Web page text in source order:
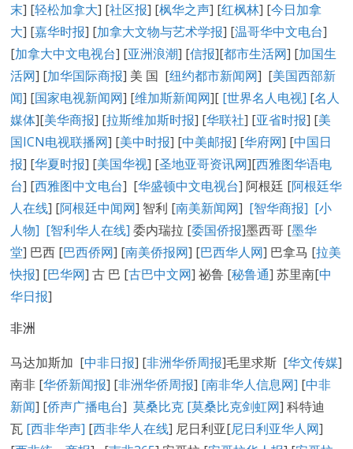
末] [轻松加拿大] [社区报] [枫华之声] [红枫林] [今日加拿
大] [嘉华时报] [加拿大文物与艺术学报] [温哥华中文电台]
[加拿大中文电视台] [亚洲浪潮] [信报][都市生活网] [加国生
活网] [加华国际商报] 美 国 [纽约都市新闻网] [美国西部新
闻] [国家电视新闻网] [维加斯新闻网][ [世界名人电视] [名人
媒体][美华商报] [拉斯维加斯时报] [华联社] [亚省时报] [美
国ICN电视联播网] [美中时报] [中美邮报] [华府网] [中国日
报] [华夏时报] [美国华视] [圣地亚哥资讯网][西雅图华语电
台] [西雅图中文电台] [华盛顿中文电视台] 阿根廷 [阿根廷华
人在线] [阿根廷中闻网] 智利 [南美新闻网] [智华商报] [小
人物] [智利华人在线] 委内瑞拉 [委国侨报]墨西哥 [墨华
堂] 巴西 [巴西侨网] [南美侨报网] [巴西华人网] 巴拿马 [拉美
快报] [巴华网] 古 巴 [古巴中文网] 祕鲁 [秘鲁通] 苏里南[中
华日报]
非洲
马达加斯加 [中非日报] [非洲华侨周报]毛里求斯 [华文传媒]
南非 [华侨新闻报] [非洲华侨周报] [南非华人信息网] [中非
新闻] [侨声广播电台]莫桑比克 [莫桑比克剑虹网] 科特迪
瓦 [西非华声] [西非华人在线] 尼日利亚[尼日利亚华人网]